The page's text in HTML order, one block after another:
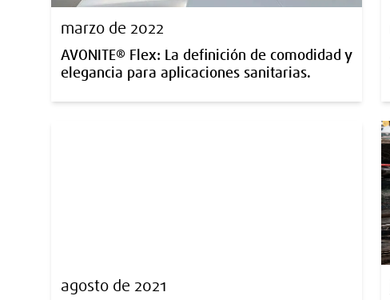
marzo de 2022
AVONITE® Flex: La definición de comodidad y
elegancia para aplicaciones sanitarias.
agosto de 2021